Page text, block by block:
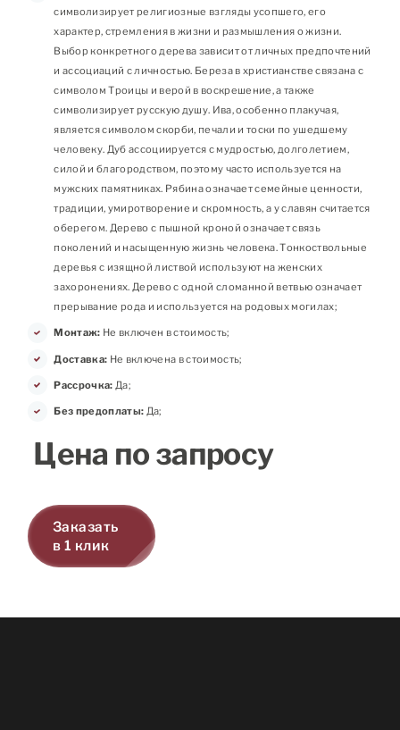
символизирует религиозные взгляды усопшего, его
характер, стремления в жизни и размышления о жизни.
Выбор конкретного дерева зависит от личных предпочтений
и ассоциаций с личностью. Береза в христианстве связана с
символом Троицы и верой в воскрешение, а также
символизирует русскую душу. Ива, особенно плакучая,
является символом скорби, печали и тоски по ушедшему
человеку. Дуб ассоциируется с мудростью, долголетием,
силой и благородством, поэтому часто используется на
мужских памятниках. Рябина означает семейные ценности,
традиции, умиротворение и скромность, а у славян считается
оберегом. Дерево с пышной кроной означает связь
поколений и насыщенную жизнь человека. Тонкоствольные
деревья с изящной листвой используют на женских
захоронениях. Дерево с одной сломанной ветвью означает
прерывание рода и используется на родовых могилах;
Монтаж: Не включен в стоимость;
Доставка: Не включена в стоимость;
Рассрочка: Да;
Без предоплаты: Да;
Цена по запросу
Заказать
в 1 клик